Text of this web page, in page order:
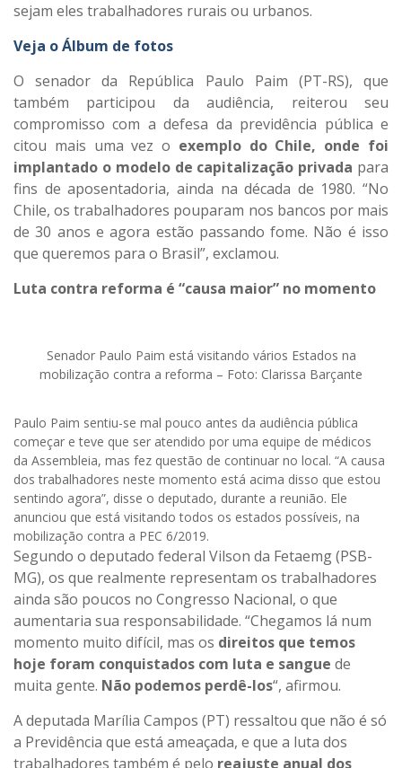
sejam eles trabalhadores rurais ou urbanos.
Veja o Álbum de fotos
O senador da República Paulo Paim (PT-RS), que
também participou da audiência, reiterou seu
compromisso com a defesa da previdência pública e
citou mais uma vez o exemplo do Chile, onde foi
implantado o modelo de capitalização privada para
fins de aposentadoria, ainda na década de 1980. “No
Chile, os trabalhadores pouparam nos bancos por mais
de 30 anos e agora estão passando fome. Não é isso
que queremos para o Brasil”, exclamou.
Luta contra reforma é “causa maior” no momento
Senador Paulo Paim está visitando vários Estados na
mobilização contra a reforma – Foto: Clarissa Barçante
Paulo Paim sentiu-se mal pouco antes da audiência pública
começar e teve que ser atendido por uma equipe de médicos
da Assembleia, mas fez questão de continuar no local. “A causa
dos trabalhadores neste momento está acima disso que estou
sentindo agora”, disse o deputado, durante a reunião. Ele
anunciou que está visitando todos os estados possíveis, na
mobilização contra a PEC 6/2019.
Segundo o deputado federal Vilson da Fetaemg (PSB-
MG), os que realmente representam os trabalhadores
ainda são poucos no Congresso Nacional, o que
aumentaria sua responsabilidade. “Chegamos lá num
momento muito difícil, mas os direitos que temos
hoje foram conquistados com luta e sangue de
muita gente. Não podemos perdê-los“, afirmou.
A deputada Marília Campos (PT) ressaltou que não é só
a Previdência que está ameaçada, e que a luta dos
trabalhadores também é pelo reajuste anual dos